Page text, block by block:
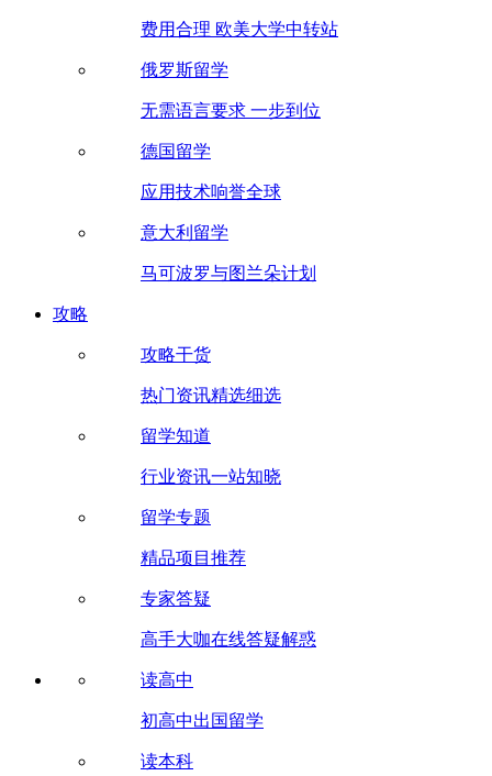
费用合理 欧美大学中转站
俄罗斯留学
无需语言要求 一步到位
德国留学
应用技术响誉全球
意大利留学
马可波罗与图兰朵计划
攻略
攻略干货
热门资讯精选细选
留学知道
行业资讯一站知晓
留学专题
精品项目推荐
专家答疑
高手大咖在线答疑解惑
读高中
初高中出国留学
读本科